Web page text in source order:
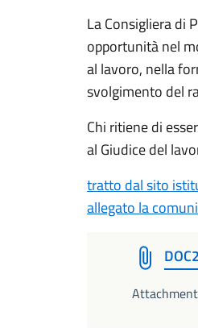
La Consigliera di
opportunità nel
al lavoro, nella
svolgimento del
Chi ritiene di
al Giudice del
tratto dal sito
allegato la